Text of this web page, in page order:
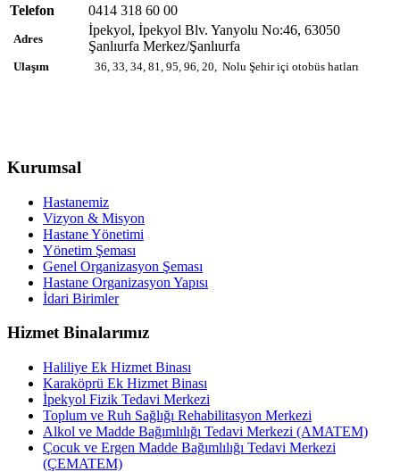
Telefon 0414 318 60 00
Adres
İpekyol, İpekyol Blv. Yanyolu No:46, 63050
Şanlıurfa Merkez/Şanlıurfa
Ulaşım 36, 33, 34, 81, 95, 96, 20, Nolu Şehir içi otobüs hatları
Kurumsal
Hastanemiz
Vizyon & Misyon
Hastane Yönetimi
Yönetim Şeması
Genel Organizasyon Şeması
Hastane Organizasyon Yapısı
İdari Birimler
Hizmet Binalarımız
Haliliye Ek Hizmet Binası
Karaköprü Ek Hizmet Binası
İpekyol Fizik Tedavi Merkezi
Toplum ve Ruh Sağlığı Rehabilitasyon Merkezi
Alkol ve Madde Bağımlılığı Tedavi Merkezi (AMATEM)
Çocuk ve Ergen Madde Bağımlılığı Tedavi Merkezi
(ÇEMATEM)